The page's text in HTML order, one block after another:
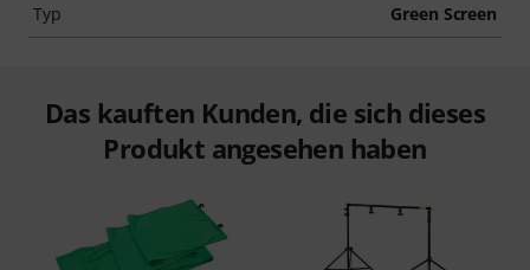
Typ Green Screen
Das kauften Kunden, die sich dieses
Produkt angesehen haben